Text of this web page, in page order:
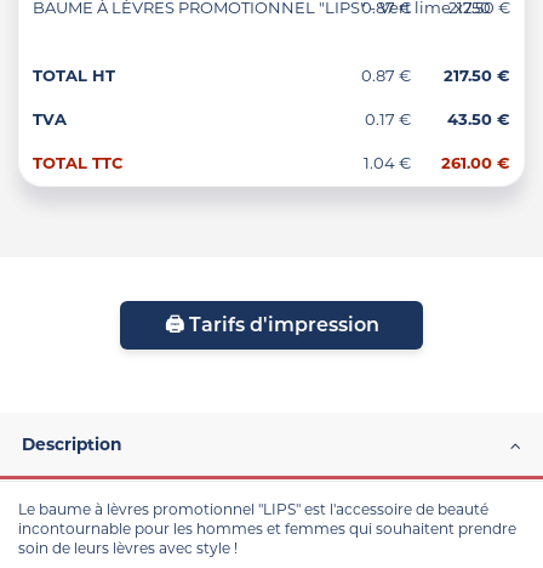
BAUME À LÈVRES PROMOTIONNEL "LIPS" - Vert lime x250
0.87 € 217.50 €
TOTAL HT 0.87 € 217.50 €
TVA 0.17 € 43.50 €
TOTAL TTC 1.04 € 261.00 €
🖨️ Tarifs d'impression
Description
Le baume à lèvres promotionnel "LIPS" est l'accessoire de beauté
incontournable pour les hommes et femmes qui souhaitent prendre
soin de leurs lèvres avec style !